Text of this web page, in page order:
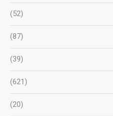
(52)
(87)
(39)
(621)
(20)